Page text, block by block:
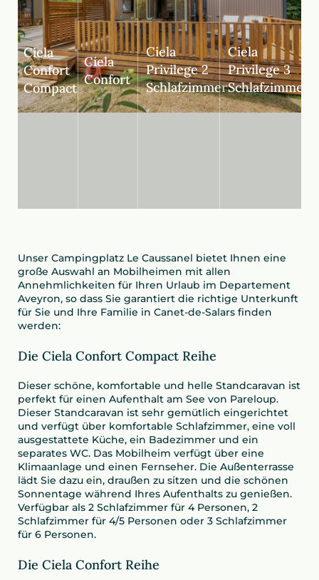
Ciela
Confort
Compact
Ciela
Confort
Ciela
Privilege 2
Schlafzimmer
Ciela
Privilege 3
Schlafzimmer
Unser Campingplatz Le Caussanel bietet Ihnen eine
große Auswahl an Mobilheimen mit allen
Annehmlichkeiten für Ihren Urlaub im Departement
Aveyron, so dass Sie garantiert die richtige Unterkunft
für Sie und Ihre Familie in Canet-de-Salars finden
werden:
Die Ciela Confort Compact Reihe
Dieser schöne, komfortable und helle Standcaravan ist
perfekt für einen Aufenthalt am See von Pareloup.
Dieser Standcaravan ist sehr gemütlich eingerichtet
und verfügt über komfortable Schlafzimmer, eine voll
ausgestattete Küche, ein Badezimmer und ein
separates WC. Das Mobilheim verfügt über eine
Klimaanlage und einen Fernseher. Die Außenterrasse
lädt Sie dazu ein, draußen zu sitzen und die schönen
Sonnentage während Ihres Aufenthalts zu genießen.
Verfügbar als 2 Schlafzimmer für 4 Personen, 2
Schlafzimmer für 4/5 Personen oder 3 Schlafzimmer
für 6 Personen.
Die Ciela Confort Reihe